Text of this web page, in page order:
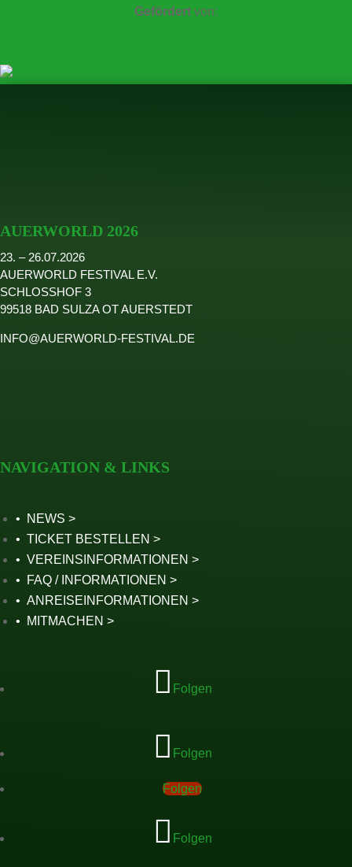
Gefördert von:
AUERWORLD 2026
23. – 26.07.2026
AUERWORLD FESTIVAL E.V.
SCHLOSSHOF 3
99518 BAD SULZA OT AUERSTEDT
INFO@AUERWORLD-FESTIVAL.DE
NAVIGATION & LINKS
NEWS
TICKET BESTELLEN
VEREINSINFORMATIONEN
FAQ / INFORMATIONEN
ANREISEINFORMATIONEN
MITMACHEN
Folgen
Folgen
Folgen
Folgen